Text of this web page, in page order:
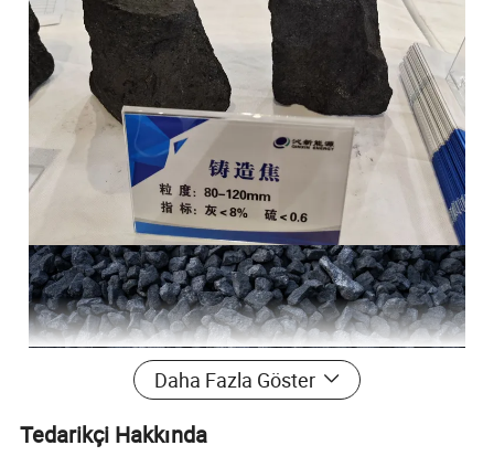
Daha Fazla Göster
Tedarikçi Hakkında